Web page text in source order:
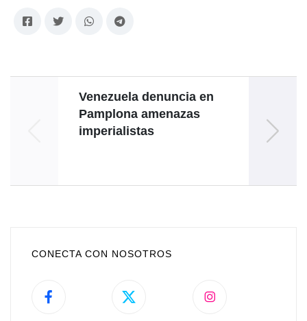
Venezuela denuncia en
Pamplona amenazas
imperialistas
CONECTA CON NOSOTROS